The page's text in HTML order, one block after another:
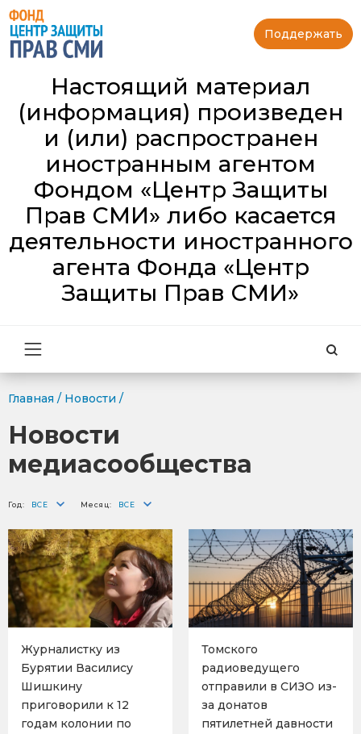
Поддержать
Настоящий материал
(информация) произведен
и (или) распространен
иностранным агентом
Фондом «Центр Защиты
Прав СМИ» либо касается
деятельности иностранного
агента Фонда «Центр
Защиты Прав СМИ»
Главная / Новости /
Новости
медиасообщества
Год: Месяц:
Журналистку из
Бурятии Василису
Шишкину
приговорили к 12
годам колонии по
Томского
радиоведущего
отправили в СИЗО из-
за донатов
пятилетней давности